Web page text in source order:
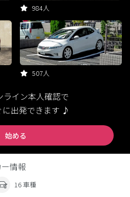
984人
507人
ライン本人確認で
に出発できます ♪
始める
情報
16 車種